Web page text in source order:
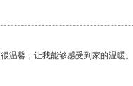
温馨，让我能够感受到家的温暖。